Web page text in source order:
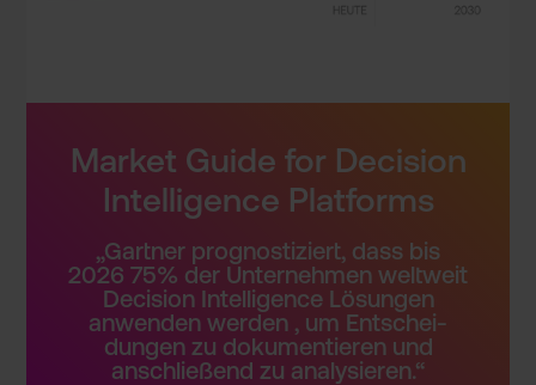
Market Guide for Decision
Intellig­ence Platform­s
„Gartner prognost­iziert, dass bis
2026 75% der Unterneh­men weltweit
Decision Intellig­ence Lösungen
anwenden werden , um Entschei­
dungen zu dokument­ieren und
anschlie­ßend zu analysie­ren.“